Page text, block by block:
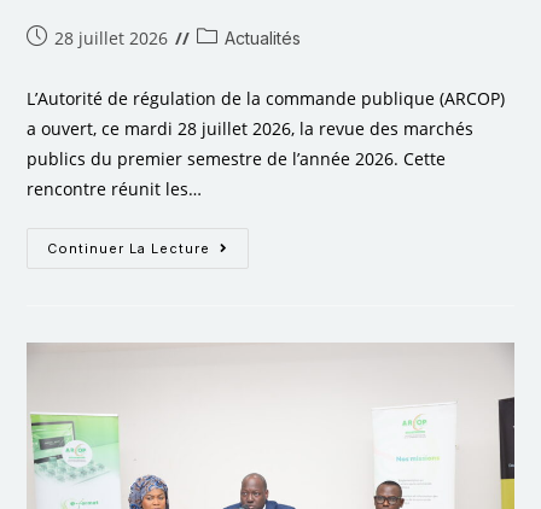
28 juillet 2026 Actualités
L’Autorité de régulation de la commande publique (ARCOP)
a ouvert, ce mardi 28 juillet 2026, la revue des marchés
publics du premier semestre de l’année 2026. Cette
rencontre réunit les…
Continuer La Lecture